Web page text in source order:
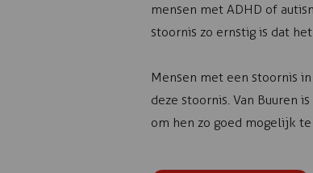
mensen met ADHD of
stoornis zo ernstig is dat
Mensen met een stoornis
deze stoornis. Van Buuren
om hen zo goed mogelijk